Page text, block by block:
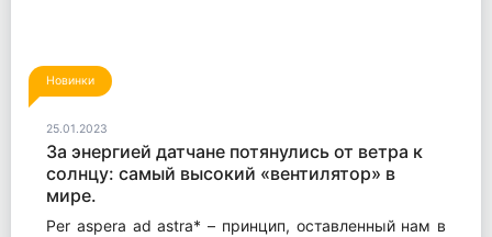
Новинки
25.01.2023
За энергией датчане потянулись от ветра к
солнцу: самый высокий «вентилятор» в
мире.
Per aspera ad astra* – принцип, оставленный нам в